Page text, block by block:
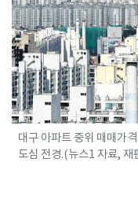
대구 아파트 중위 매매가
도심 전경.(뉴스1 자료, 재